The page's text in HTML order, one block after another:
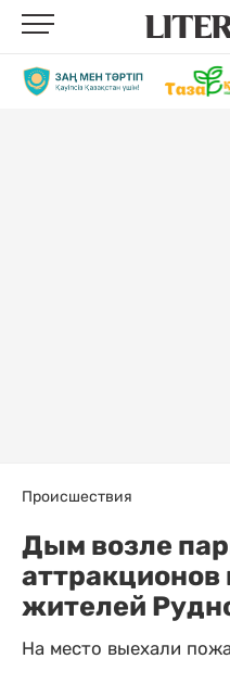
Происшествия
Дым возле
аттракционов
жителей
На место выехали